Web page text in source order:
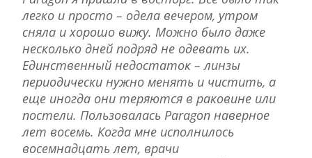
легко и просто – одела вечером, утром
сняла и хорошо вижу. Можно было даже
несколько дней подряд не одевать их.
Единственный недостаток – линзы
периодически нужно менять и чистить, а
еще иногда они теряются в раковине или
постели. Пользовалась Paragon наверное
лет восемь. Когда мне исполнилось
восемнадцать лет, врачи